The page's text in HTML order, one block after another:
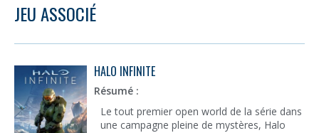
JEU ASSOCIÉ
HALO INFINITE
Résumé :
Le tout premier open world de la série dans
une campagne pleine de mystères, Halo